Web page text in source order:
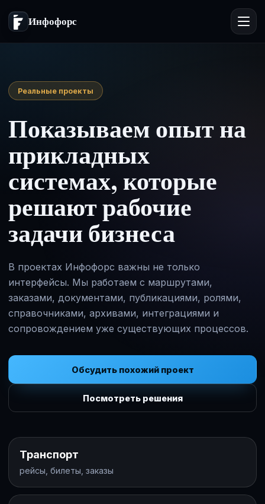
Инфофорс
Реальные проекты
Показываем опыт на
прикладных
системах, которые
решают рабочие
задачи бизнеса
В проектах Инфофорс важны не только
интерфейсы. Мы работаем с маршрутами,
заказами, документами, публикациями, ролями,
справочниками, архивами, интеграциями и
сопровождением уже существующих процессов.
Обсудить похожий проект
Посмотреть решения
Транспорт
рейсы, билеты, заказы